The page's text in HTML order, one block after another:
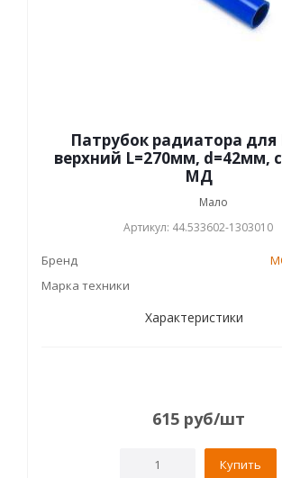
Патрубок радиатора
верхний L=270мм, d=42мм,
МД
Мало
Артикул: 44.533602-1303010
Бренд
Марка техники
Характеристики
615 руб/шт
Купить